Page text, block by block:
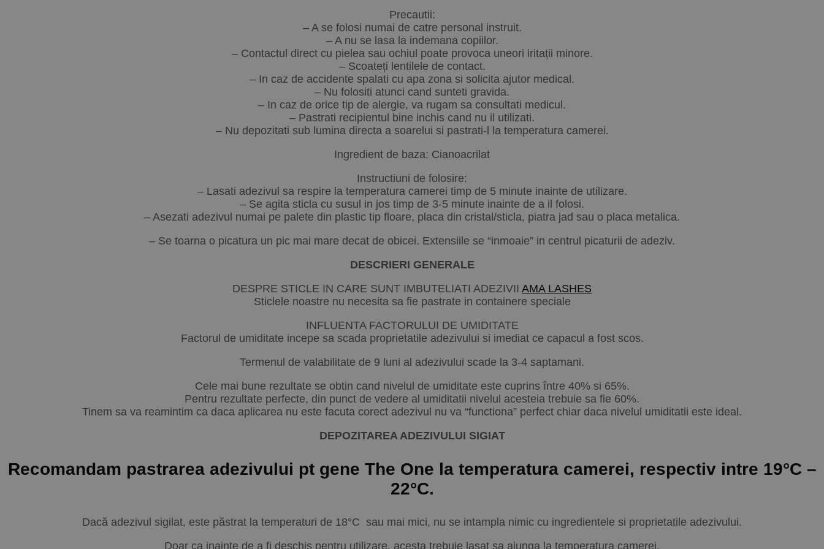
Precautii:
– A se folosi numai de catre personal instruit.
– A nu se lasa la indemana copiilor.
– Contactul direct cu pielea sau ochiul poate provoca uneori iritații minore.
– Scoateți lentilele de contact.
– In caz de accidente spalati cu apa zona si solicita ajutor medical.
– Nu folositi atunci cand sunteti gravida.
– In caz de orice tip de alergie, va rugam sa consultati medicul.
– Pastrati recipientul bine inchis cand nu il utilizati.
– Nu depozitati sub lumina directa a soarelui si pastrati-l la temperatura camerei.
Ingredient de baza: Cianoacrilat
Instructiuni de folosire:
– Lasati adezivul sa respire la temperatura camerei timp de 5 minute inainte de utilizare.
– Se agita sticla cu susul in jos timp de 3-5 minute inainte de a il folosi.
– Asezati adezivul numai pe palete din plastic tip floare, placa din cristal/sticla, piatra jad sau o placa metalica.
– Se toarna o picatura un pic mai mare decat de obicei. Extensiile se “inmoaie” in centrul picaturii de adeziv.
DESCRIERI GENERALE
DESPRE STICLE IN CARE SUNT IMBUTELIATI ADEZIVII AMA LASHES
Sticlele noastre nu necesita sa fie pastrate in containere speciale
INFLUENTA FACTORULUI DE UMIDITATE
Factorul de umiditate incepe sa scada proprietatile adezivului si imediat ce capacul a fost scos.
Termenul de valabilitate de 9 luni al adezivului scade la 3-4 saptamani.
Cele mai bune rezultate se obtin cand nivelul de umiditate este cuprins între 40% si 65%.
Pentru rezultate perfecte, din punct de vedere al umiditatii nivelul acesteia trebuie sa fie 60%.
Tinem sa va reamintim ca daca aplicarea nu este facuta corect adezivul nu va “functiona” perfect chiar daca nivelul umiditatii este ideal.
DEPOZITAREA ADEZIVULUI SIGIAT
Recomandam pastrarea adezivului pt gene The One la temperatura camerei, respectiv intre 19°C –
22°C.
Dacă adezivul sigilat, este păstrat la temperaturi de 18°C sau mai mici, nu se intampla nimic cu ingredientele si proprietatile adezivului.
Doar ca inainte de a fi deschis pentru utilizare, acesta trebuie lasat sa ajunga la temperatura camerei.